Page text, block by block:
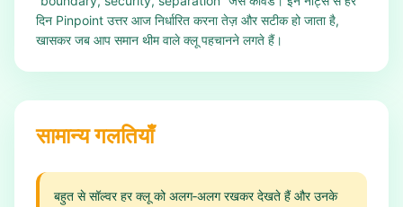
दिन Pinpoint उत्तर आज निर्धारित करना तेज़ और सटीक हो जाता है,
खासकर जब आप समान थीम वाले क्लू पहचानने लगते हैं।
सामान्य गलतियाँ
बहुत से सॉल्वर हर क्लू को अलग‑अलग रखकर देखते हैं और उनके